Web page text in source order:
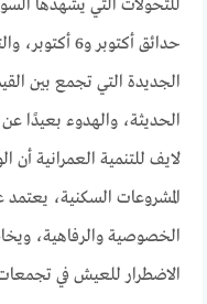
للتحولات التي يشهدها
حدائق
الجديدة التي تجمع بين
الحديثة، والهدوء بعيدًا
لايف للتنمية العمرانية
المشروعات السكنية، يعتمد
الخصوصية والرفاهية،
الاضطرار للعيش في